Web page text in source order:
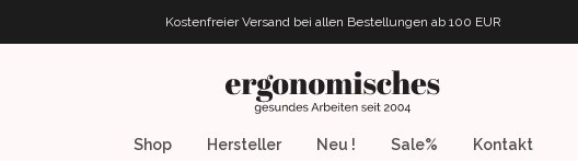
Kostenfreier Versand bei allen Bestellungen ab 100 EUR
ergonomisches.de
Shop Hersteller Neu ! Sale% Kontakt